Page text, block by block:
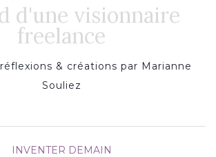
d'une visionnaire
freelance
& créations par Marianne
Souliez
INVENTER DEMAIN